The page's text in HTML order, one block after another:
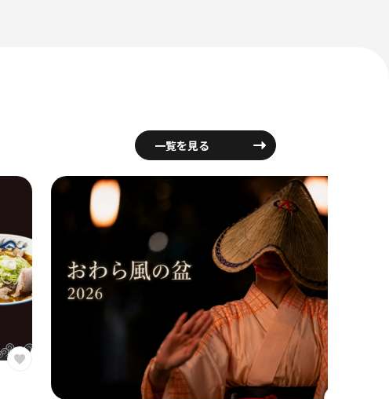
一覧を見る